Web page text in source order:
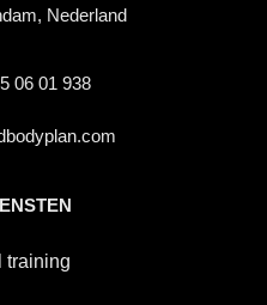
Nederland
06 01 938
training